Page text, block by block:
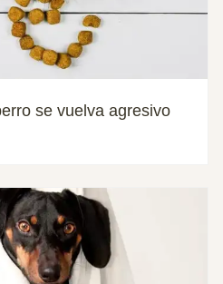
se vuelva agresivo